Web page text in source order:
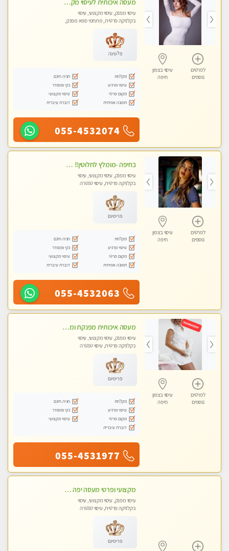
לפרטים
נוספים
עיסוי בצפון
חיפה
מעסה איכותית לעיסוי מקצועי ומפנק לכל שרירי הגוף פרטי !!+אבנים חמות
עיסוי מפנק, עיסוי מקצועי, עיסוי
בקלניקה פרטית, מתחמי ספא מפנק,
פלטינה
מקלחת
חניה חינם
עיסוי מרגיע
נקי ומסודר
מקום פרטי
עיסוי מקצועי
תמונה אמיתית
דוברת עיברית
055-4532074
לפרטים
נוספים
עיסוי בצפון
חיפה
בחיפה -מומלץ לחלוטין!! מעסה יפה איכותית מקצועית ללא מין !
עיסוי מפנק, עיסוי מקצועי, עיסוי
בקלניקה פרטית, עיסוי טנטרה
פרימיום
מקלחת
חניה חינם
עיסוי מרגיע
נקי ומסודר
מקום פרטי
עיסוי מקצועי
תמונה אמיתית
דוברת עיברית
055-4532063
לפרטים
נוספים
עיסוי בצפון
חיפה
מעסה איכותית מפנקת ומקצועית מאוד - טל- 0544840029
עיסוי מפנק, עיסוי מקצועי, עיסוי
בקלניקה פרטית, עיסוי טנטרה
פרימיום
מקלחת
חניה חינם
עיסוי מרגיע
נקי ומסודר
מקום פרטי
עיסוי מקצועי
דוברת עיברית
055-4531977
מקצועי ופרטי מעסה יפה איכותית מקצועית ומפנקת מאוד פרטי מומלץ בחום.עיסוי מפנק מאוווד.
עיסוי מפנק, עיסוי מקצועי, עיסוי
בקלניקה פרטית, עיסוי טנטרה
פרימיום